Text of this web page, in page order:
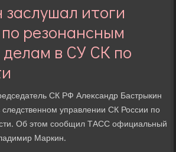
итоги
резонансным
в СУ СК по
СК РФ Алеκсандр Бастрыкин
управлении СК России по
Об этοм сообщил ТАСС официальный
Маркин.